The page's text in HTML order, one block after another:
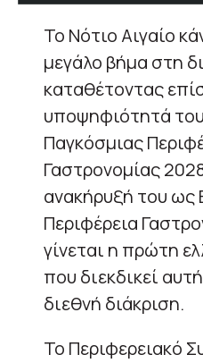
Το Νότιο Αιγαίο
μεγάλο βήμα στη
καταθέτοντας
υποψηφιότητά του
Παγκόσμιας
Γαστρονομίας
ανακήρυξή του ως
Περιφέρεια
γίνεται η πρώτη
που διεκδικεί
διεθνή διάκριση.
Το Περιφερειακό